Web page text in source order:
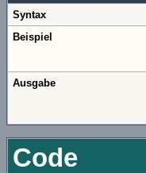
Syntax
Beispiel
Ausgabe
Code